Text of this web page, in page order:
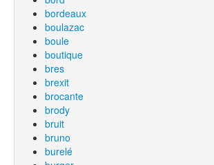
bordeaux
boulazac
boule
boutique
bres
brexit
brocante
brody
bruit
bruno
burelé